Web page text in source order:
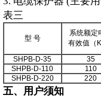
表三
型 号
系统额定
有效值（
SHPB-D-35
35
SHPB-D-110
110
SHPB-D-220
220
五、用户须知